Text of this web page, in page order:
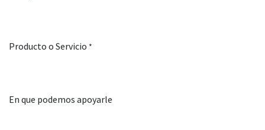
Producto o Servicio *
En que podemos apoyarle